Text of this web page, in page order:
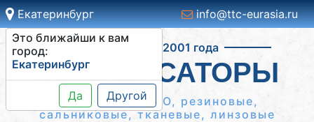
Екатеринбург
Это ближайши к вам
город:
Екатеринбург
Да Другой
info@ttc-eurasia.ru
Работаем с 2001 года
КОМПЕНСАТОРЫ
Сильфонные КСО, резиновые,
сальниковые, тканевые, линзовые